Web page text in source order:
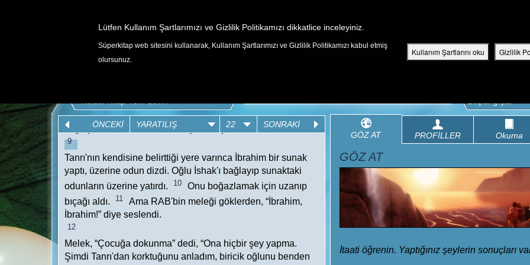
Lütfen Kullanım Şartlarımızı ve Gizlilik Politikamızı dikkatlice inceleyiniz.
Süperkitap web sitesini kullanarak, Kullanım Şartlarımızı ve Gizlilik Politikamızı kabul etmiş
olursunuz.
Kullanım Şartlarını oku Gizlilik
OYUNLAR KEŞFEDIN BÖLÜMLER KUTSAL KITAP VIDEOLAR